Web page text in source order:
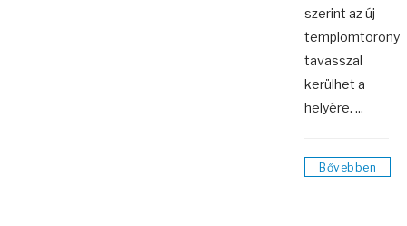
szerint az új
templomtorony
tavasszal
kerülhet a
helyére. ...
Bővebben